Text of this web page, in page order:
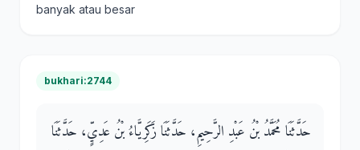
banyak atau besar
bukhari:2744
حَدَّثَنَا مُحَمَّدُ بْنُ عَبْدِ الرَّحِيمِ، حَدَّثَنَا زَكَرِيَّاءُ بْنُ عَدِيٍّ، حَدَّثَنَا